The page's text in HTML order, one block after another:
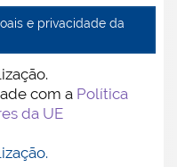
e privacidade da
com a Política
da UE